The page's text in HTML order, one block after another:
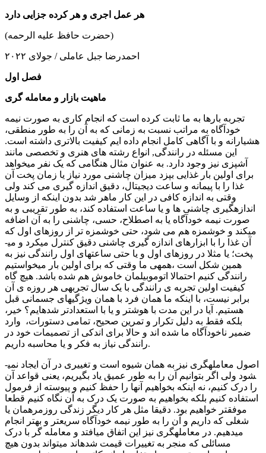
هر عمل اجری و هر کرده جزایی دارد
(حضرت حافظ علیه الرحمه)
احمدرضا جبل عاملی / جولای ۲۰۲۲
فصل اول
ماهیت بازار و معامله­ گری
تجربه بارها به ما ثابت کرده است که انجام کاری به صورت نیمه
خودآگاه به مراتب نسبت به زمانی که به آن را به طور منطقی،
هشیارانه و با آگاهی کامل انجام داده ­ایم کیفیت بالاتری داشته است.
این مسئله در رانندگی, انواع رشته های هنری و تخصصی مانند
آشپزی نیز وجود دارد. به عنوان مثال هنگامی که یک نفر می­خواهد
برای اولین بار غذایی بپزد میزان چاشنی مورد نیاز یا زمان پخت آن
غذا را با پیمانه و ساعت دیجیتال، دقیق اندازه­ گیری می کند ولی
وقتی به اندازه کافی در این کار ماهر شد بدون اینکه از وسایل
اندازه­گیری چاشنی­ ها و یا ساعت استفاده کند، به طور تقریبی و به
صورت نیمه خودآگاه یا به اصطلاح، حسی، چاشنی را به آن اضافه
می­کند و خوشمزه هم می شود، حتی خوشمزه تر از روزهای اول که
آن غذا را با ابزارهای اندازه گیری چاشنی دقیق کنترل می­کرد و می­
پخت؛ یا مثلا در روزهای اول و یا حتی ساعت­های اول رانندگی نیز به
همین شکل است ،همه­ی ما وقتی که برای اولین بار می­خواستیم
رانندگی کنیم احتمالا اتوموبیلمان خاموش هم شده باشد. هیچ گاه
کیفیت اولین تجربه ­ی رانندگی با یک سال تجربه­ی هر روزه­ ی آن
برابر نیست، با اینکه ما همان فرد با همان ویژگی­های جسمانی قبل
هستیم. آیا در این مدت با هوش­تر و یا با استعدادتر شده­ایم؟ خیر،
بلکه فقط به دلیل تکرار و تمرین صحیح، تمامی دستورات، وارد
ضمیر ناخودآگاه ما شده ­اند و حالا برای اندکی از تصمیمات خود در
رانندگی نیاز به فکر و یا محاسبه داریم.
اصول معامله­گری نیز به همان شیوه است و تغییری در آن ایجاد نمی­
شود ولی اگر بتوانیم آن را به طور عمیق یاد بگیریم، یعنی قواعد آن
را درک کنیم، نه اینکه بخواهیم آن­ها را حفظ کنیم و پیوسته از فرمول
استفاده کنیم بلکه بخواهیم به صورت یک درک به آن نگاه کنیم قطعا
موفق­تر خواهیم بود. دقیقا مثل هر کار دیگر زندگی روزمره­مان یا
شغلی که داریم و آن را به طور نیمه خودآگاه سریع­تر و بهتر انجام
می­دهیم. در معامله­­گری نیز این اتفاق می­افتد و معامله گر با درک
مسائلی که منجر به تغییرات قیمت شده­اند می­تواند بدون هیچ